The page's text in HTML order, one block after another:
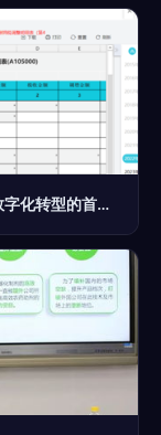
好会计云财务软件深度评测 中小企业财务数字化转型的首选？